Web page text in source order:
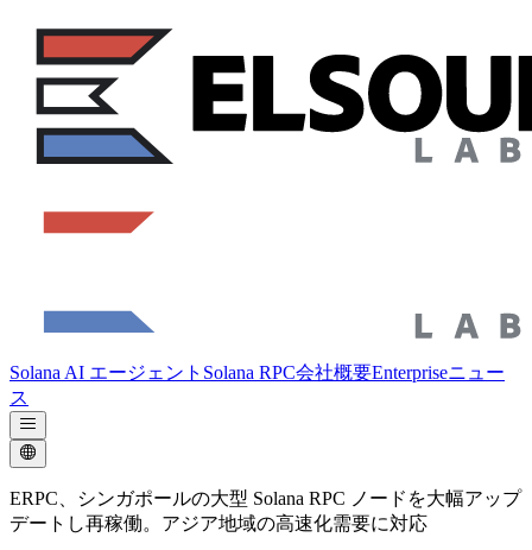
Solana AI エージェント Solana RPC会社概要Enterpriseニュー
ス
ERPC、シンガポールの大型 Solana RPC ノードを大幅アップ
デートし再稼働。アジア地域の高速化需要に対応